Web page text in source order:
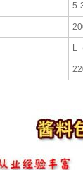
5-
L